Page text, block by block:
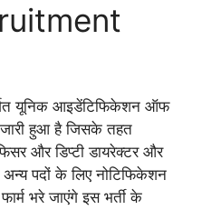
यूनिक आइडेंटिफिकेशन ऑफ
हुआ है जिसके तहत
और डिप्टी डायरेक्टर और
पदों के लिए नोटिफिकेशन
भरे जाएंगे इस भर्ती के